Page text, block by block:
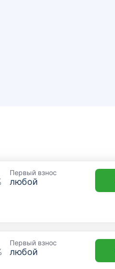
Первый взнос
любой
Первый взнос
любой